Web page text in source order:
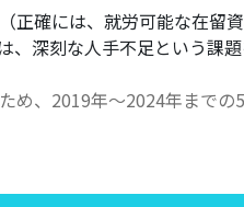
正確には、就労可能な在留
、深刻な人手不足という課
め、2019年～2024年まで